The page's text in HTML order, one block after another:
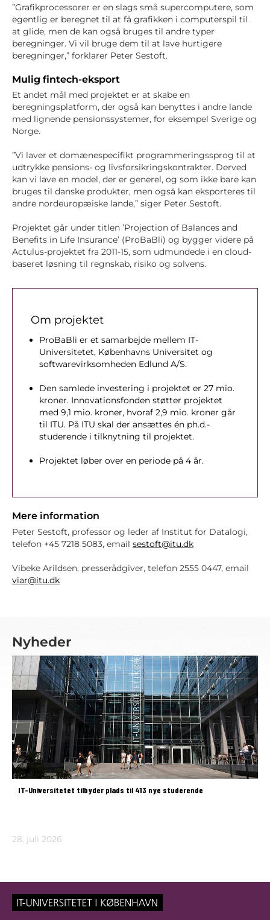
”Grafikprocessorer er en slags små supercomputere, som
egentlig er beregnet til at få grafikken i computerspil til
at glide, men de kan også bruges til andre typer
beregninger. Vi vil bruge dem til at lave hurtigere
beregninger,” forklarer Peter Sestoft.
Mulig fintech-eksport
Et andet mål med projektet er at skabe en
beregningsplatform, der også kan benyttes i andre lande
med lignende pensionssystemer, for eksempel Sverige og
Norge.
”Vi laver et domænespecifikt programmeringssprog til at
udtrykke pensions- og livsforsikringskontrakter. Derved
kan vi lave en model, der er generel, og som ikke bare kan
bruges til danske produkter, men også kan eksporteres til
andre nordeuropæiske lande,” siger Peter Sestoft.
Projektet går under titlen ’Projection of Balances and
Benefits in Life Insurance’ (ProBaBli) og bygger videre på
Actulus-projektet fra 2011-15, som udmundede i en cloud-
baseret løsning til regnskab, risiko og solvens.
Om projektet
ProBaBli er et samarbejde mellem IT-
Universitetet, Københavns Universitet og
softwarevirksomheden Edlund A/S.
Den samlede investering i projektet er 27 mio.
kroner. Innovationsfonden støtter projektet
med 9,1 mio. kroner, hvoraf 2,9 mio. kroner går
til ITU. På ITU skal der ansættes én ph.d.-
studerende i tilknytning til projektet.
Projektet løber over en periode på 4 år.
Mere information
Peter Sestoft, professor og leder af Institut for Datalogi,
telefon +45 7218 5083, email sestoft@itu.dk
Vibeke Arildsen, presserådgiver, telefon 2555 0447, email
viar@itu.dk
Nyheder
IT-Universitetet tilbyder plads til 413 nye studerende
28. juli 2026